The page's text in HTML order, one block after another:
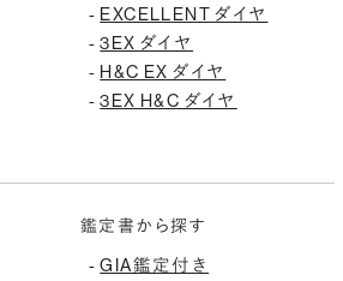
- EXCELLENT ダイヤ
-3EX ダイヤ
- H&C EX ダイヤ
-3EX H&C ダイヤ
鑑定書から探す
-GIA鑑定付き